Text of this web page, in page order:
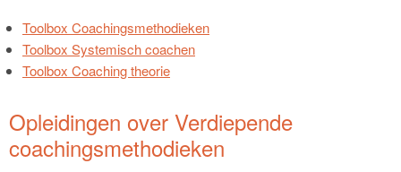
Toolbox Coachingsmethodieken
Toolbox Systemisch coachen
Toolbox Coaching theorie
Opleidingen over Verdiepende
coachingsmethodieken